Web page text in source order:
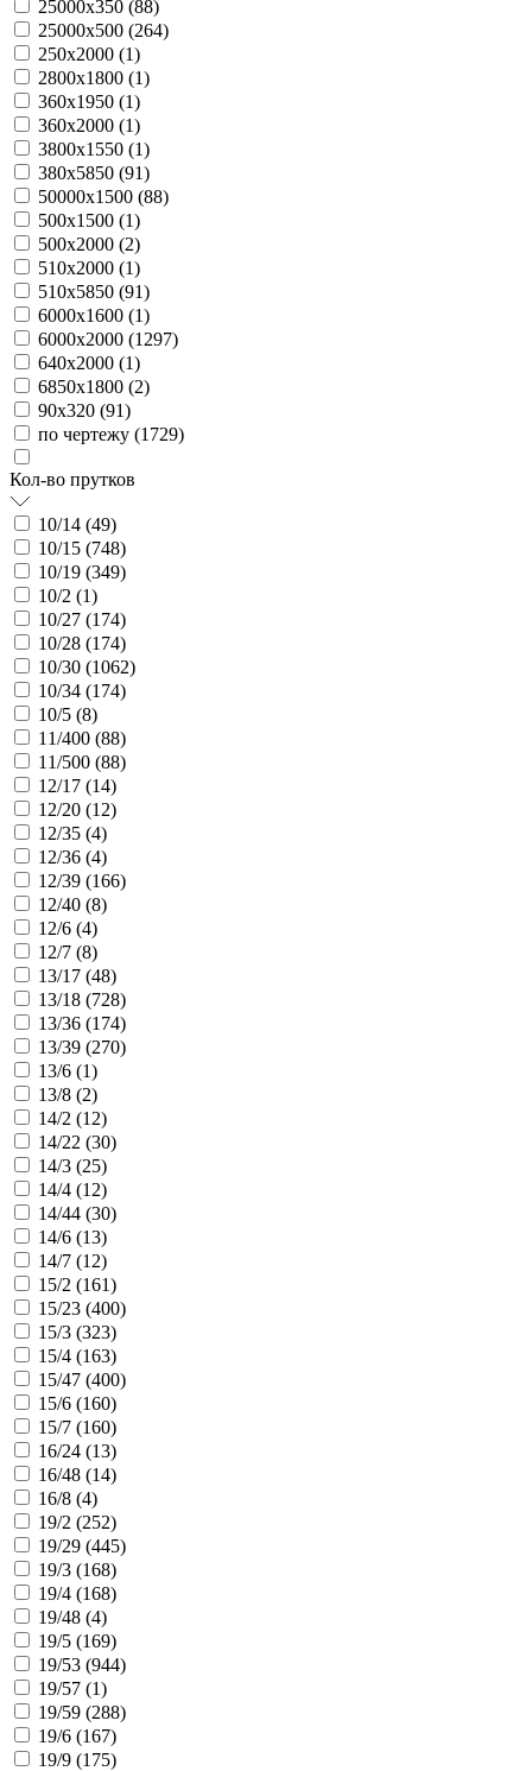
25000х350 (88)
25000х500 (264)
250х2000 (1)
2800х1800 (1)
360х1950 (1)
360х2000 (1)
3800х1550 (1)
380х5850 (91)
50000х1500 (88)
500х1500 (1)
500х2000 (2)
510х2000 (1)
510х5850 (91)
6000х1600 (1)
6000х2000 (1297)
640х2000 (1)
6850х1800 (2)
90х320 (91)
по чертежу (1729)
Кол-во прутков
10/14 (49)
10/15 (748)
10/19 (349)
10/2 (1)
10/27 (174)
10/28 (174)
10/30 (1062)
10/34 (174)
10/5 (8)
11/400 (88)
11/500 (88)
12/17 (14)
12/20 (12)
12/35 (4)
12/36 (4)
12/39 (166)
12/40 (8)
12/6 (4)
12/7 (8)
13/17 (48)
13/18 (728)
13/36 (174)
13/39 (270)
13/6 (1)
13/8 (2)
14/2 (12)
14/22 (30)
14/3 (25)
14/4 (12)
14/44 (30)
14/6 (13)
14/7 (12)
15/2 (161)
15/23 (400)
15/3 (323)
15/4 (163)
15/47 (400)
15/6 (160)
15/7 (160)
16/24 (13)
16/48 (14)
16/8 (4)
19/2 (252)
19/29 (445)
19/3 (168)
19/4 (168)
19/48 (4)
19/5 (169)
19/53 (944)
19/57 (1)
19/59 (288)
19/6 (167)
19/9 (175)